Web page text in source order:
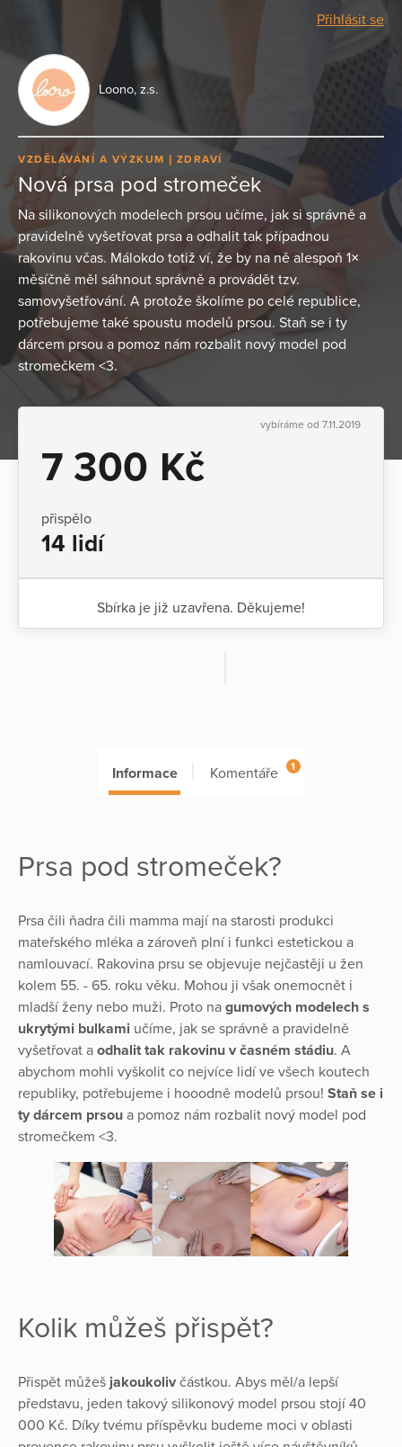
Přihlásit se
Loono, z.s.
VZDĚLÁVÁNÍ A VÝZKUM ZDRAVÍ
Nová prsa pod stromeček
Na silikonových modelech prsou učíme, jak si správně a
pravidelně vyšetřovat prsa a odhalit tak případnou
rakovinu včas. Málokdo totiž ví, že by na ně alespoň 1×
měsíčně měl sáhnout správně a provádět tzv.
samovyšetřování. A protože školíme po celé republice,
potřebujeme také spoustu modelů prsou. Staň se i ty
dárcem prsou a pomoz nám rozbalit nový model pod
stromečkem <3.
vybíráme od 7.11.2019
7 300 Kč
přispělo
14 lidí
Sbírka je již uzavřena. Děkujeme!
Informace Komentáře 1
Prsa pod stromeček?
Prsa čili ňadra čili mamma mají na starosti produkci
mateřského mléka a zároveň plní i funkci estetickou a
namlouvací. Rakovina prsu se objevuje nejčastěji u žen
kolem 55. - 65. roku věku. Mohou ji však onemocnět i
mladší ženy nebo muži. Proto na gumových modelech s
ukrytými bulkami učíme, jak se správně a pravidelně
vyšetřovat a odhalit tak rakovinu v časném stádiu. A
abychom mohli vyškolit co nejvíce lidí ve všech koutech
republiky, potřebujeme i hooodně modelů prsou! Staň se i
ty dárcem prsou a pomoz nám rozbalit nový model pod
stromečkem <3.
Kolik můžeš přispět?
Přispět můžeš jakoukoliv částkou. Abys měl/a lepší
představu, jeden takový silikonový model prsou stojí 40
000 Kč. Díky tvému příspěvku budeme moci v oblasti